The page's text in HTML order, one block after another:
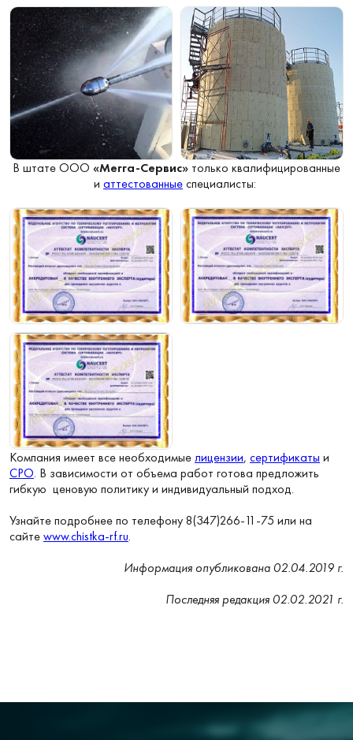
В штате ООО «Мегга-Сервис» только квалифицированные
и аттестованныеспециалисты:
Компания имеет все необходимыелицензии, сертификаты и
СРО. В зависимости от объема работ готова предложить
гибкую ценовую политику и индивидуальный подход.
Узнайте подробнее по телефону 8(347)266-11-75 или на
сайтеwww.chistka-rf.ru.
Информация опубликована 02.04.2019 г.
Последняя редакция 02.02.2021 г.